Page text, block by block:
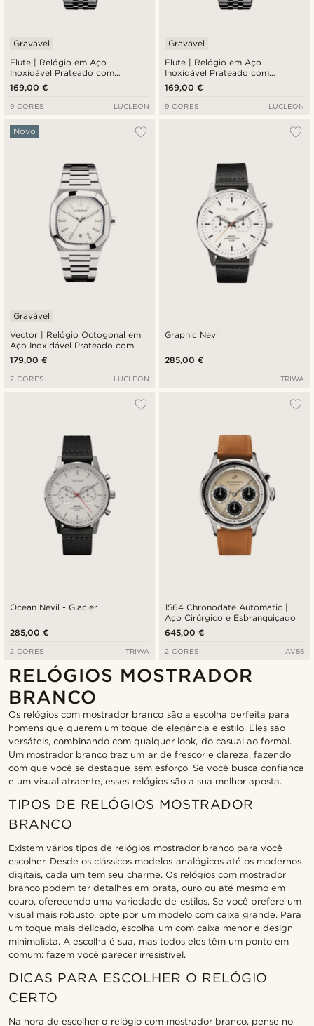
Flute | Relógio em Aço
Inoxidável Prateado com
Mostrador Sunray Xadrez e
Pulseira Jubilee
Gravável
169,00 €
9 CORES LUCLEON
Flute | Relógio em Aço
Inoxidável Prateado com
Mostrador Sunray Branco e
Pulseira Jubilee
Gravável
169,00 €
9 CORES LUCLEON
Vector | Relógio Octogonal em
Aço Inoxidável Prateado com
Mostrador Branco
Novo
Gravável
179,00 €
7 CORES LUCLEON
Graphic Nevil
285,00 €
TRIWA
Ocean Nevil - Glacier
285,00 €
2 CORES TRIWA
1564 Chronodate Automatic |
Aço Cirúrgico e Esbranquiçado
645,00 €
2 CORES AV86
RELÓGIOS MOSTRADOR
BRANCO
Os relógios com mostrador branco são a escolha perfeita para
homens que querem um toque de elegância e estilo. Eles são
versáteis, combinando com qualquer look, do casual ao formal.
Um mostrador branco traz um ar de frescor e clareza, fazendo
com que você se destaque sem esforço. Se você busca confiança
e um visual atraente, esses relógios são a sua melhor aposta.
TIPOS DE RELÓGIOS MOSTRADOR
BRANCO
Existem vários tipos de relógios mostrador branco para você
escolher. Desde os clássicos modelos analógicos até os modernos
digitais, cada um tem seu charme. Os relógios com mostrador
branco podem ter detalhes em prata, ouro ou até mesmo em
couro, oferecendo uma variedade de estilos. Se você prefere um
visual mais robusto, opte por um modelo com caixa grande. Para
um toque mais delicado, escolha um com caixa menor e design
minimalista. A escolha é sua, mas todos eles têm um ponto em
comum: fazem você parecer irresistível.
DICAS PARA ESCOLHER O RELÓGIO
CERTO
Na hora de escolher o relógio com mostrador branco, pense no